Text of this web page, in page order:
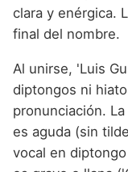
clara y enérgica.
final del nombre.
Al unirse, 'Luis
diptongos ni
pronunciación.
es aguda (sin
vocal en